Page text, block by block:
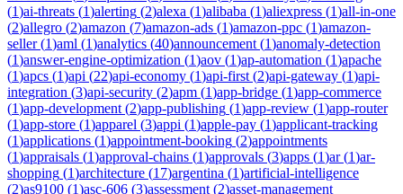
(1)ai-threats (1)alerting (2)alexa (1)alibaba (1)aliexpress (1)all-in-one
(2)allegro (2)amazon (7)amazon-ads (1)amazon-ppc (1)amazon-
seller(1)aml (1)analytics (40)announcement (1)anomaly-detection
(1)answer-engine-optimization (1)aov (1)ap-automation (1)apache
(1)apcs (1)api (22)api-economy (1)api-first (2)api-gateway (1)api-
integration (3)api-security (2)apm (1)app-bridge (1)app-commerce
(1)app-development (2)app-publishing (1)app-review (1)app-router
(1)app-store (1)apparel (3)appi (1)apple-pay (1)applicant-tracking
(1)applications (1)appointment-booking (2)appointments
(1)appraisals (1)approval-chains (1)approvals (3)apps (1)ar(1)ar-
shopping (1)architecture (17)argentina (1)artificial-intelligence
(2)as9100 (1)asc-606 (3)assessment (2)asset-management